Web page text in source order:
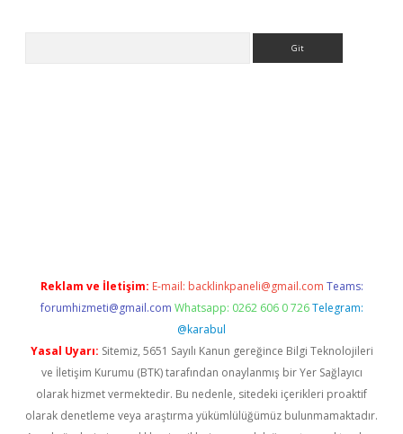
Reklam ve İletişim: E-mail: backlinkpaneli@gmail.com Teams:
forumhizmeti@gmail.com Whatsapp: 0262 606 0 726 Telegram:
@karabul
Yasal Uyarı: Sitemiz, 5651 Sayılı Kanun gereğince Bilgi Teknolojileri
ve İletişim Kurumu (BTK) tarafından onaylanmış bir Yer Sağlayıcı
olarak hizmet vermektedir. Bu nedenle, sitedeki içerikleri proaktif
olarak denetleme veya araştırma yükümlülüğümüz bulunmamaktadır.